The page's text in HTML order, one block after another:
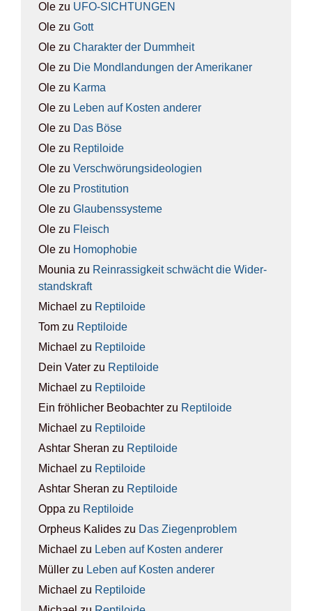
Ole zu UFO-SICH­TUN­GEN
Ole zu Gott
Ole zu Cha­rak­ter der Dumm­heit
Ole zu Die Mond­lan­dun­gen der Ame­ri­ka­ner
Ole zu Kar­ma
Ole zu Leben auf Kos­ten ande­rer
Ole zu Das Böse
Ole zu Rep­ti­lo­ide
Ole zu Ver­schwö­rungs­ideo­lo­gien
Ole zu Pro­sti­tu­ti­on
Ole zu Glau­bens­sys­te­me
Ole zu Fleisch
Ole zu Homo­pho­bie
Mounia zu Rein­ras­sig­keit schwächt die Wider­
stands­kraft
Michael zu Rep­ti­lo­ide
Tom zu Rep­ti­lo­ide
Michael zu Rep­ti­lo­ide
Dein Vater zu Rep­ti­lo­ide
Michael zu Rep­ti­lo­ide
Ein fröhlicher Beobachter zu Rep­ti­lo­ide
Michael zu Rep­ti­lo­ide
Ashtar Sheran zu Rep­ti­lo­ide
Michael zu Rep­ti­lo­ide
Ashtar Sheran zu Rep­ti­lo­ide
Oppa zu Rep­ti­lo­ide
Orpheus Kalides zu Das Zie­gen­pro­blem
Michael zu Leben auf Kos­ten ande­rer
Müller zu Leben auf Kos­ten ande­rer
Michael zu Rep­ti­lo­ide